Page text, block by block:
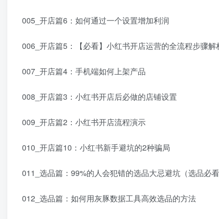
005_开店篇6：如何通过一个设置增加利润
006_开店篇5：【必看】小红书开店运营的全流程步骤解
007_开店篇4：手机端如何上架产品
008_开店篇3：小红书开店后必做的店铺设置
009_开店篇2：小红书开店流程演示
010_开店篇10：小红书新手避坑的2种骗局
011_选品篇：99%的人会犯错的选品大忌避坑（选品必
012_选品篇：如何用灰豚数据工具高效选品的方法